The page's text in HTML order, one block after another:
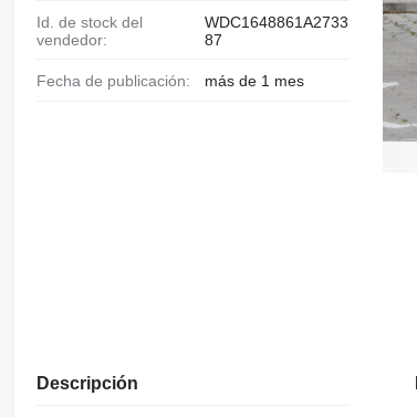
Id. de stock del
vendedor:
WDC1648861A2733
87
Fecha de publicación: más de 1 mes
Descripción